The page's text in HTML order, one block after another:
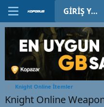
GIRIŞ YAP
Knight Online İtemler
Knight Online